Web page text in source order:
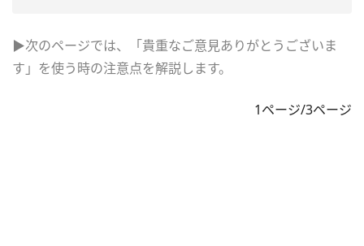
▶次のページでは、「貴重なご意見ありがとうございま
す」を使う時の注意点を解説します。
1ページ/3ページ